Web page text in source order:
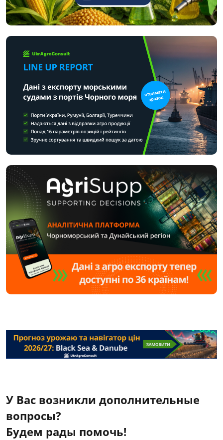
У Вас возникли дополнительные
вопросы?
Будем рады помочь!